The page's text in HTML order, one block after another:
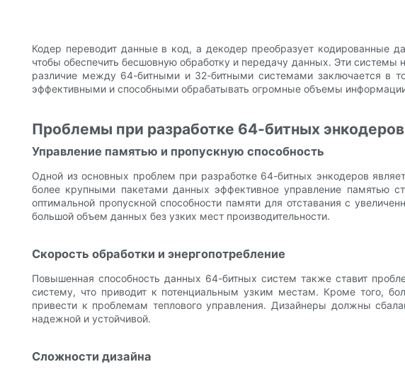
Кодер переводит данные в код, а декодер преобразует кодированные
чтобы обеспечить бесшовную обработку и передачу данных. Эти
различие между 64-битными и 32-битными системами заключается в
эффективными и способными обрабатывать огромные объемы
Проблемы при разработке 64-битных энкодеров
Управление памятью и пропускную способность
Одной из основных проблем при разработке 64-битных энкодеров
более крупными пакетами данных эффективное управление памятью
оптимальной пропускной способности памяти для отставания с
большой объем данных без узких мест производительности.
Скорость обработки и энергопотребление
Повышенная способность данных 64-битных систем также ставит
систему, что приводит к потенциальным узким местам. Кроме того,
привести к проблемам теплового управления. Дизайнеры должны
надежной и устойчивой.
Сложности дизайна